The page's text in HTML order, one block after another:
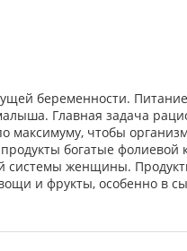
беременности.
Главная задача
максимуму, чтобы
богатые фолиевой
системы женщины.
и фрукты, особенно в